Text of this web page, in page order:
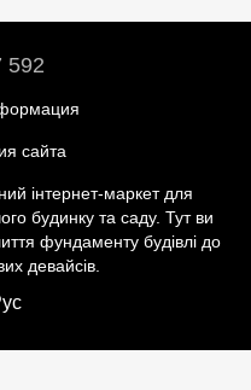
592
сайта
інтернет-маркет для
будинку та саду. Тут ви
фундаменту будівлі до
девайсів.